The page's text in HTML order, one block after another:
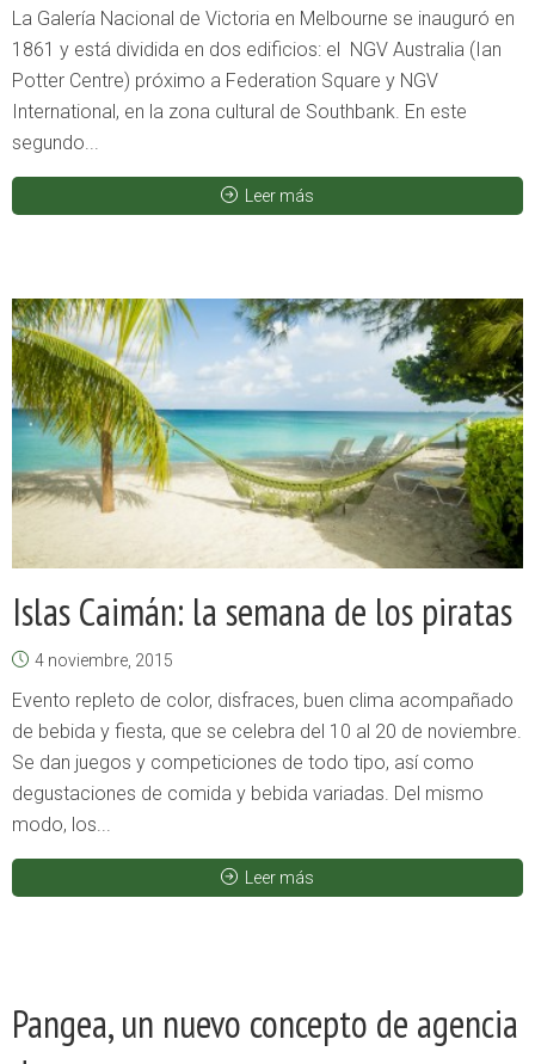
La Galería Nacional de Victoria en Melbourne se inauguró en
1861 y está dividida en dos edificios: el NGV Australia (Ian
Potter Centre) próximo a Federation Square y NGV
International, en la zona cultural de Southbank. En este
segundo...
Leer más
Islas Caimán: la semana de los piratas
4 noviembre, 2015
Evento repleto de color, disfraces, buen clima acompañado
de bebida y fiesta, que se celebra del 10 al 20 de noviembre.
Se dan juegos y competiciones de todo tipo, así como
degustaciones de comida y bebida variadas. Del mismo
modo, los...
Leer más
Pangea, un nuevo concepto de agencia